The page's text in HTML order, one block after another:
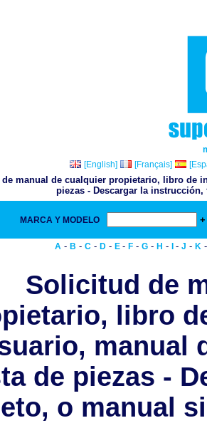
[English]
[Français]
manual de cualquier propietario, libro de
piezas - Descargar la
MARCA Y MODELO +
A - B - C - D - E - F - G - H - - J - K
Solicitud de
libro
manual
de piezas -
o manual